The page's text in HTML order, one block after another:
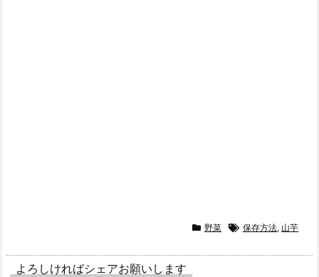
野菜 保存方法, 山芋
よろしければシェアお願いします